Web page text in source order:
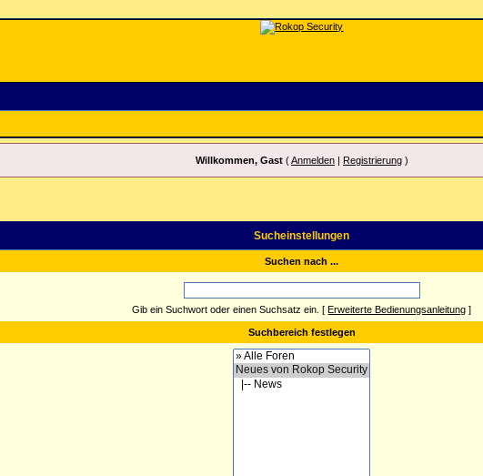
Willkommen, Gast(Anmelden| Registrierung)
Sucheinstellungen
Suchen nach ...
Gib ein Suchwort oder einen Suchsatz ein. [Erweiterte Bedienungsanleitung ]
Suchbereich festlegen